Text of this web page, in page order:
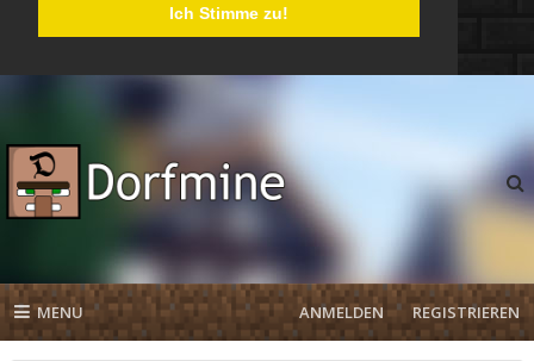
Ich Stimme zu!
MENU ANMELDEN REGISTRIEREN